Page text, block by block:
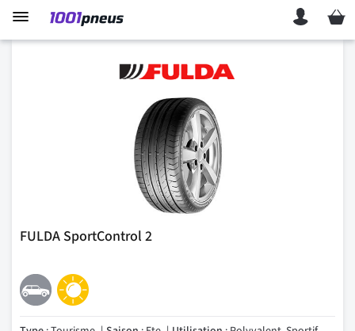
Mon
FULDA SportControl 2